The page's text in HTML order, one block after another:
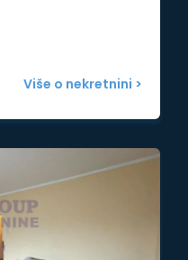
Više o nekretnini >